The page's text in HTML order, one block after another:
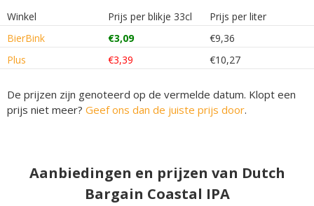
Winkel Prijs per blikje 33cl
Prijs per liter
BierBink
€3,09
€9,36
Plus
€3,39 €10,27
De prijzen zijn genoteerd op de vermelde datum. Klopt een
prijs niet meer? Geef ons dan de juiste prijs door.
Aanbiedingen en prijzen van Dutch
Bargain Coastal IPA